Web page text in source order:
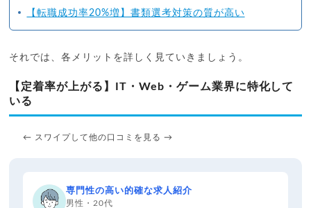
【転職成功率20%増】書類選考対策の質が高い
それでは、各メリットを詳しく見ていきましょう。
【定着率が上がる】IT・Web・ゲーム業界に特化して
いる
← スワイプして他の口コミを見る →
専門性の高い的確な求人紹介
男性・20代